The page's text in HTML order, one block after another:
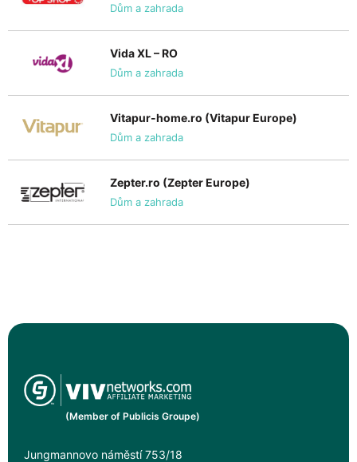
Dům a zahrada
Vida XL – RO
Dům a zahrada
Vitapur-home.ro (Vitapur Europe)
Dům a zahrada
Zepter.ro (Zepter Europe)
Dům a zahrada
(Member of Publicis Groupe)
Jungmannovo náměstí 753/18